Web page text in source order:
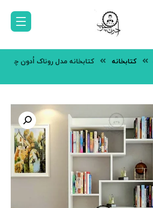
کتابخانه
کتابخانه مدل روناک اُدون چ